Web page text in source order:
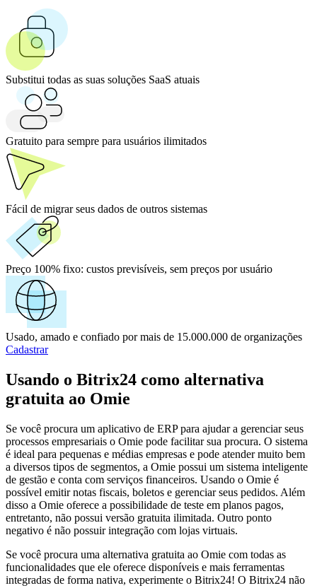
Substitui todas as suas soluções SaaS atuais
Gratuito para sempre para usuários ilimitados
Fácil de migrar seus dados de outros sistemas
Preço 100% fixo: custos previsíveis, sem preços por usuário
Usado, amado e confiado por mais de 15.000.000 de organizações
Cadastrar
Usando o Bitrix24 como alternativa
gratuita ao Omie
Se você procura um aplicativo de ERP para ajudar a gerenciar seus
processos empresariais o Omie pode facilitar sua procura. O sistema
é ideal para pequenas e médias empresas e pode atender muito bem
a diversos tipos de segmentos, a Omie possui um sistema inteligente
de gestão e conta com serviços financeiros. Usando o Omie é
possível emitir notas fiscais, boletos e gerenciar seus pedidos. Além
disso a Omie oferece a possibilidade de teste em planos pagos,
entretanto, não possui versão gratuita ilimitada. Outro ponto
negativo é não possuir integração com lojas virtuais.
Se você procura uma alternativa gratuita ao Omie com todas as
funcionalidades que ele oferece disponíveis e mais ferramentas
integradas de forma nativa, experimente o Bitrix24! O Bitrix24 não